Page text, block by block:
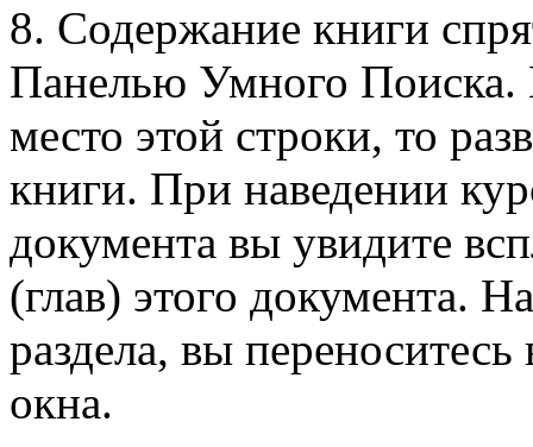
8. Содержание книги
Панелью Умного
место этой строки, то
книги. При наведении
документа вы увидите
(глав) этого документа.
раздела, вы переноситесь
окна.